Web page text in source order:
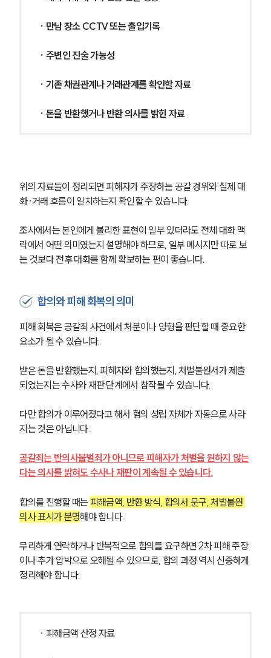
· 만남 장소 CCTV 또는 출입기록
· 주변인 진술 가능성
· 기존 채권관계나 거래관계를 확인할 자료
· 돈을 반환했거나 반환 의사를 밝힌 자료
위의 자료들이 정리되면 피해자가 주장하는 공갈 경위와 실제 대
화·거래 흐름이 일치하는지 확인할 수 있습니다.
조사에서는 본인에게 불리한 표현이 일부 있더라도 전체 대화 맥
락에서 어떤 의미였는지 설명해야 하므로, 일부 메시지만 따로 보
는 것보다 전후 대화를 함께 확보하는 편이 좋습니다.
합의와 피해 회복의 의미
피해 회복은 공갈죄 사건에서 처분이나 양형을 판단할 때 중요한
요소가 될 수 있습니다.
받은 돈을 반환했는지, 피해자와 합의했는지, 처벌불원서가 제출
되었는지는 수사와 재판 단계에서 참작될 수 있습니다.
다만 합의가 이루어졌다고 해서 혐의 성립 자체가 자동으로 사라
지는 것은 아닙니다.
공갈죄는 반의사불벌죄가 아니므로 피해자가 처벌을 원하지 않는
다는 의사를 밝혀도 수사나 재판이 계속될 수 있습니다.
합의를 진행할 때는 피해금액, 반환 방식, 합의서 문구, 처벌불원
의사 표시가 분명해야 합니다.
무리하게 연락하거나 반복적으로 합의를 요구하면 2차 피해 주장
이나 추가 압박으로 오해될 수 있으므로, 합의 과정 역시 신중하게
정리해야 합니다.
· 피해금액 산정 자료